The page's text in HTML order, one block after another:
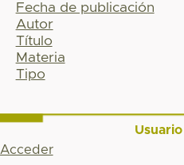
Fecha de publicación
Autor
Título
Materia
Tipo
Usuario
Acceder